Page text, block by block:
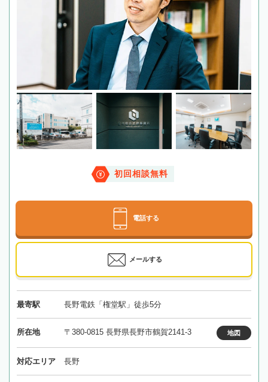
初回相談無料
電話する
メールする
最寄駅 長野電鉄「権堂駅」徒歩5分
所在地 〒380-0815 長野県長野市鶴賀2141-3 地図
対応エリア 長野